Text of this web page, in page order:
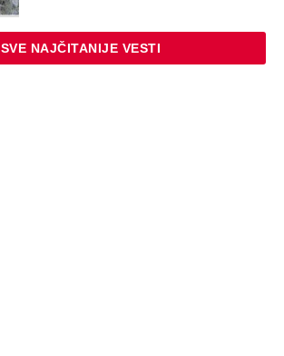
SVE NAJČITANIJE VESTI